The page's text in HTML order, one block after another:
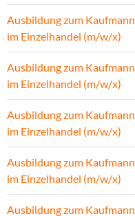
Ausbildung zum Kaufmann
im Einzelhandel (m/w/x)
Ausbildung zum Kaufmann
im Einzelhandel (m/w/x)
Ausbildung zum Kaufmann
im Einzelhandel (m/w/x)
Ausbildung zum Kaufmann
im Einzelhandel (m/w/x)
Ausbildung zum Kaufmann